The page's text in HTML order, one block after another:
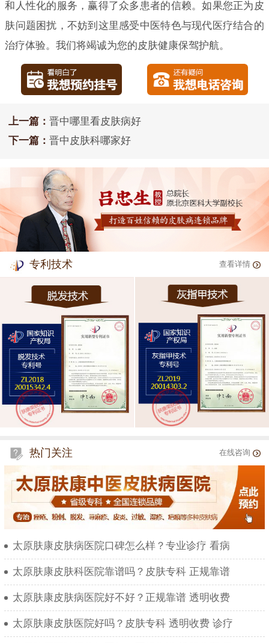
和人性化的服务，赢得了众多患者的信赖。如果您正为皮
肤问题困扰，不妨到这里感受中医特色与现代医疗结合的
治疗体验。我们将竭诚为您的皮肤健康保驾护航。
上一篇： 晋中哪里看皮肤病好
下一篇： 晋中皮肤科哪家好
专利技术 查看详情
热门关注 在线咨询
太原肤康皮肤病医院口碑怎么样？专业诊疗 看病
太原肤康皮肤科医院靠谱吗？皮肤专科 正规靠谱
太原肤康皮肤病医院好不好？正规靠谱 透明收费
太原肤康皮肤医院好吗？皮肤专科 透明收费 诊疗